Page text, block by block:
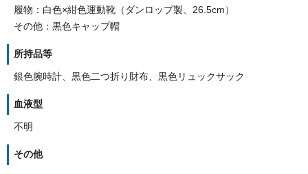
履物：白色×紺色運動靴（ダンロップ製、26.5cm）
その他：黒色キャップ帽
所持品等
銀色腕時計、黒色二つ折り財布、黒色リュックサック
血液型
不明
その他